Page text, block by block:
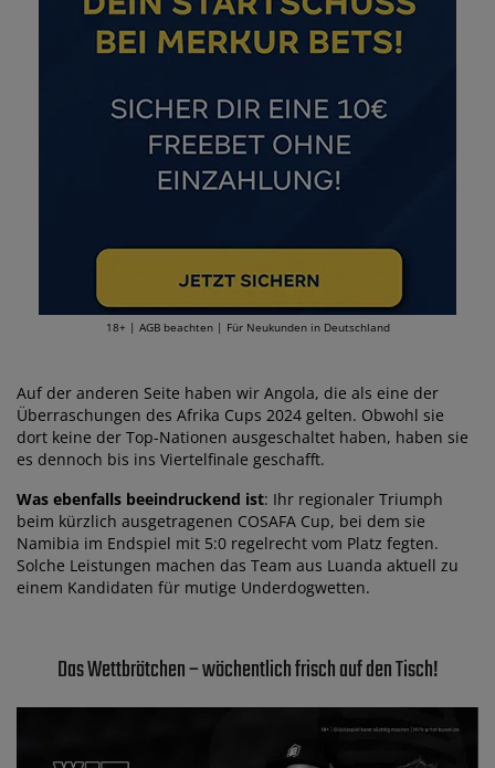
18+ | AGB beachten | Für Neukunden in Deutschland
Auf der anderen Seite haben wir Angola, die als eine der
Überraschungen des Afrika Cups 2024 gelten. Obwohl sie
dort keine der Top-Nationen ausgeschaltet haben, haben sie
es dennoch bis ins Viertelfinale geschafft.
Was ebenfalls beeindruckend ist: Ihr regionaler Triumph
beim kürzlich ausgetragenen COSAFA Cup, bei dem sie
Namibia im Endspiel mit 5:0 regelrecht vom Platz fegten.
Solche Leistungen machen das Team aus Luanda aktuell zu
einem Kandidaten für mutige Underdogwetten.
Das Wettbrötchen – wöchentlich frisch auf den Tisch!